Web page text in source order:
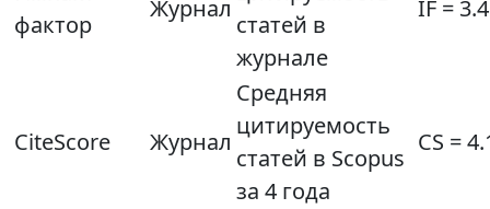
фактор
Журнал
статей в
журнале
IF =
CiteScore Журнал
Средняя
цитируемость
статей в Scopus
за 4 года
CS =